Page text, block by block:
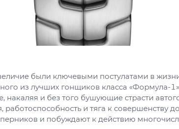
были ключевыми постулатами в
из лучших гонщиков класса «Формула-
накаляя и без того бушующие страсти
работоспособность и тяга к совершенству
и побуждают к действию